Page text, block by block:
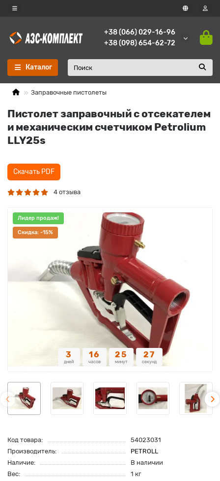
+38 (066) 029-16-96
+38 (098) 654-62-72
Каталог
Заправочные пистолеты
Пистолет заправочный c отсекателем
и механическим счетчиком Petrolium
LLY25s
Скачать PDF
4 отзыва
Лидер продаж!
Cкидка: -15%
3
дней
16
часов
25
минут
27
секунд
Код товара:
54023031
Производитель:
PETROLL
Наличие:
В наличии
Вес:
1 кг